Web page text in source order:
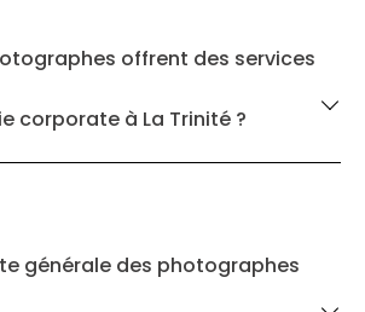
offrent des services
corporate à La Trinité ?
générale des photographes